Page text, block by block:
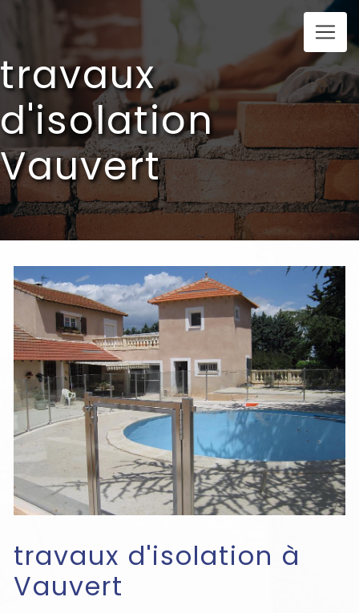
Panneau de gestion des cookies
travaux
d'isolation
Vauvert
travaux d'isolation à
Vauvert